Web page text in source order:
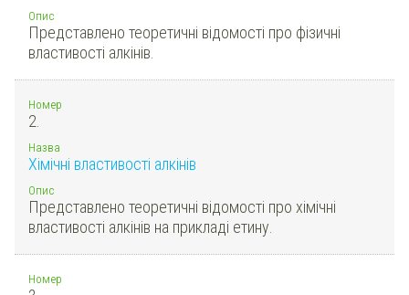
Опис
Представлено теоретичні відомості про фізичні
властивості алкінів.
Номер
2.
Назва
Хімічні властивості алкінів
Опис
Представлено теоретичні відомості про хімічні
властивості алкінів на прикладі етину.
Номер